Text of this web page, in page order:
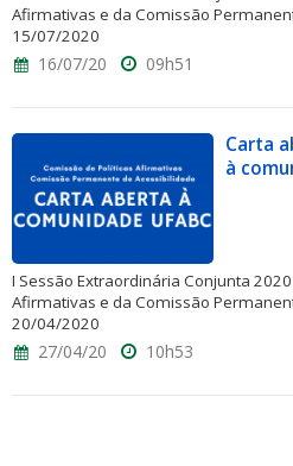
Afirmativas e da Comissão
15/07/2020
16/07/20 09h51
Carta
à
I Sessão Extraordinária Conjunta
Afirmativas e da Comissão
20/04/2020
27/04/20 10h53